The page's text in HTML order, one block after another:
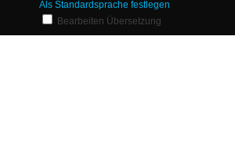
Als Standardsprache festlegen
Bearbeiten Übersetzung